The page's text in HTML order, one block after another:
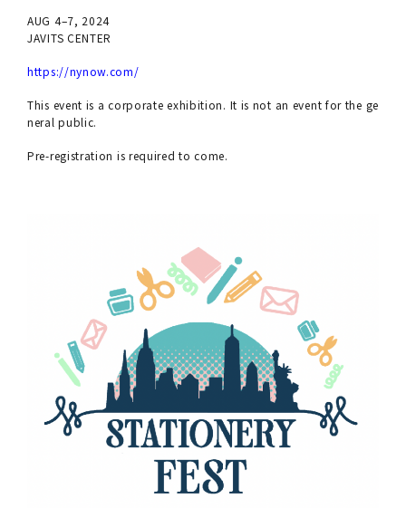
AUG 4–7, 2024
JAVITS CENTER
https://nynow.com/
This event is a corporate exhibition. It is not an event for the ge
neral public.
Pre-registration is required to come.